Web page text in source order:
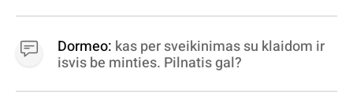
Dormeo: kas per sveikinimas su klaidom ir
isvis be minties. Pilnatis gal?